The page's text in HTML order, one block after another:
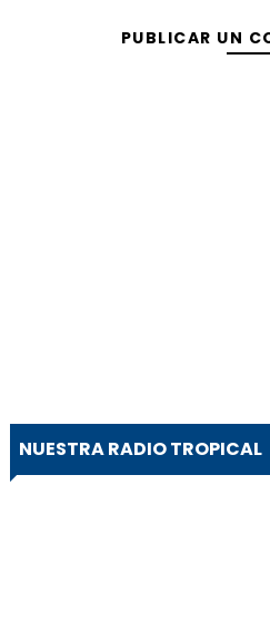
PUBLICAR UN
NUESTRA RADIO TROPICAL